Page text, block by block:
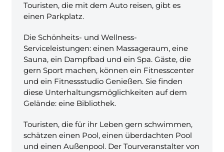
Touristen, die mit dem Auto reisen, gibt es
einen Parkplatz.
Die Schönheits- und Wellness-
Serviceleistungen: einen Massageraum, eine
Sauna, ein Dampfbad und ein Spa. Gäste, die
gern Sport machen, können ein Fitnesscenter
und ein Fitnessstudio Genießen. Sie finden
diese Unterhaltungsmöglichkeiten auf dem
Gelände: eine Bibliothek.
Touristen, die für ihr Leben gern schwimmen,
schätzen einen Pool, einen überdachten Pool
und einen Außenpool. Der Tourveranstalter von